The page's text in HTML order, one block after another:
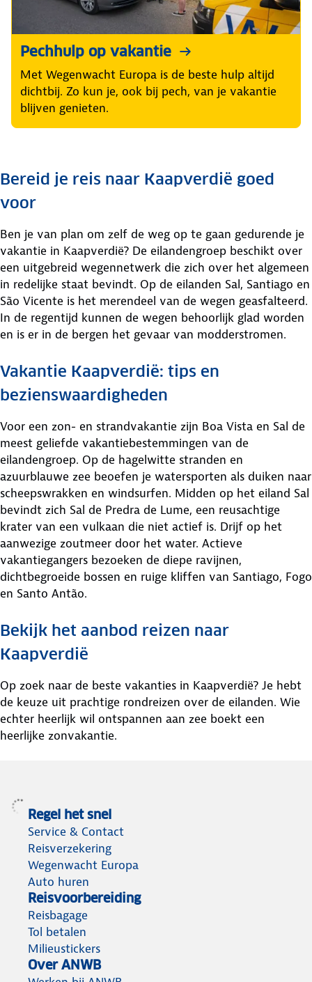
Pechhulp op vakantie
Met Wegenwacht Europa is de beste hulp altijd
dichtbij. Zo kun je, ook bij pech, van je vakantie
blijven genieten.
Bereid je reis naar Kaapverdië goed
voor
Ben je van plan om zelf de weg op te gaan gedurende je
vakantie in Kaapverdië? De eilandengroep beschikt over
een uitgebreid wegennetwerk die zich over het algemeen
in redelijke staat bevindt. Op de eilanden Sal, Santiago en
São Vicente is het merendeel van de wegen geasfalteerd.
In de regentijd kunnen de wegen behoorlijk glad worden
en is er in de bergen het gevaar van modderstromen.
Vakantie Kaapverdië: tips en
bezienswaardigheden
Voor een zon- en strandvakantie zijn Boa Vista en Sal de
meest geliefde vakantiebestemmingen van de
eilandengroep. Op de hagelwitte stranden en
azuurblauwe zee beoefen je watersporten als duiken naar
scheepswrakken en windsurfen. Midden op het eiland Sal
bevindt zich Sal de Predra de Lume, een reusachtige
krater van een vulkaan die niet actief is. Drijf op het
aanwezige zoutmeer door het water. Actieve
vakantiegangers bezoeken de diepe ravijnen,
dichtbegroeide bossen en ruige kliffen van Santiago, Fogo
en Santo Antão.
Bekijk het aanbod reizen naar
Kaapverdië
Op zoek naar de beste vakanties in Kaapverdië? Je hebt
de keuze uit prachtige rondreizen over de eilanden. Wie
echter heerlijk wil ontspannen aan zee boekt een
heerlijke zonvakantie.
Regel het snel
Service & Contact
Reisverzekering
Wegenwacht Europa
Auto huren
Reisvoorbereiding
Reisbagage
Tol betalen
Milieustickers
Over ANWB